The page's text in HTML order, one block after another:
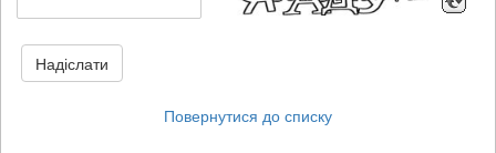
Надіслати
Повернутися до списку